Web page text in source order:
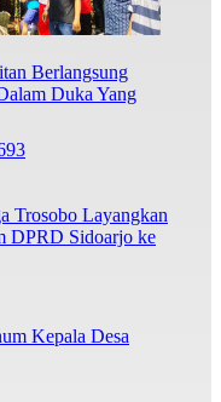
Berlangsung
Duka Yang
Trosobo Layangkan
DPRD Sidoarjo ke
Kepala Desa